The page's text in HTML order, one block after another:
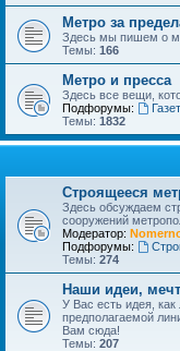
Метро за
Здесь мы пишем о
Темы: 166
Метро и пресса
Здесь все вещи,
Подфорумы:
Темы: 1832
Строящееся
Здесь обсуждаем
сооружений
Модератор:
Подфорумы:
Темы: 274
Наши идеи,
У Вас есть идея,
предполагаемой
Вам сюда!
Темы: 207